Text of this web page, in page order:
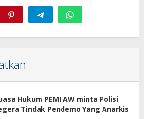
Hukum PEMI AW minta Polisi
Tindak Pendemo Yang Anarkis